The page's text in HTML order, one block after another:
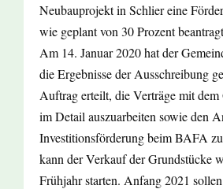
Neubauprojekt in Schlier eine
wie geplant von 30 Prozent
Am 14. Januar 2020 hat der
die Ergebnisse der Ausschreibung
Auftrag erteilt, die Verträge mit dem
im Detail auszuarbeiten sowie den
Investitionsförderung beim BAFA
kann der Verkauf der Grundstücke
Frühjahr starten. Anfang 2021